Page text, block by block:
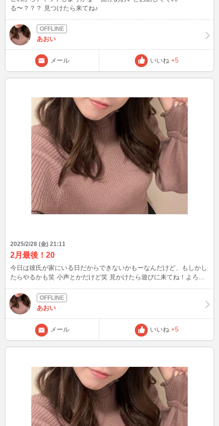
る〜？？？ 見つけたら来てね♪
あおい
メール いいね +5
2025/2/28 (金) 21:11
2月最後！20
今日は彼氏が家にいる日だからできないかもーなんだけど、もしかし
たらやるかも笑 小声とかだけど笑 見かけたら遊びに来てね！よろ〜
あおい
メール いいね +5